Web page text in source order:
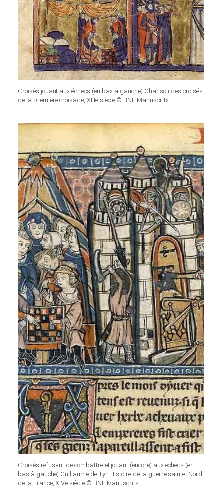
Croisés jouant aux échecs (en bas à gauche) Chanson des croisés
de la première croisade, XIIIe siècle © BNF Manuscrits
Croisés refusant de combattre et jouant (encore) aux échecs (en
bas à gauche) Guillaume de Tyr, Histoire de la guerre sainte. Nord
de la France, XIVe siècle © BNF Manuscrits